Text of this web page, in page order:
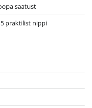
saatust
praktilist nippi